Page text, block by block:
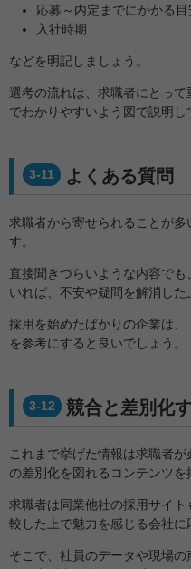
応募～内定までにかかる目
入社時期
などを明記しましょう。
選考の流れは、求職者にとっ
でわかりやすいよう図で説明し
3-11 よくある質問
求職者から寄せられることが
す。
直接聞きづらいような内容で
いれば、不安や疑問を解消した
採用を始めたばかりの企業は
を参考にすると良いでしょう。
3-12 競合と差別化
これまで挙げた情報は求職者
の差別化を図れるコンテンツを
求職者は同業他社の採用サイ
較した上で魅力を感じる会社に
そこで、社員のデータや現場